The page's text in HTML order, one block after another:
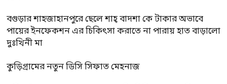
বগুড়ার শাহজাহানপুরে ছেলে শাহ্ বাদশা কে টাকার অভাবে
পায়ের ইনফেকশন এর চিকিৎসা করাতে না পারায় হাত বাড়ালো
দুঃখিনী মা
কুড়িগ্রামের নতুন ডিসি সিফাত মেহনাজ